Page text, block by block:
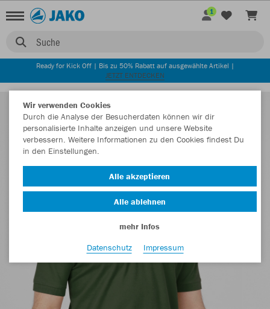
Suche
1
Ready for Kick Off | Bis zu 50% Rabatt auf ausgewählte Artikel |
JETZT ENTDECKEN
Wir verwenden Cookies
Durch die Analyse der Besucherdaten können wir dir
personalisierte Inhalte anzeigen und unsere Website
verbessern. Weitere Informationen zu den Cookies findest Du
in den Einstellungen.
Alle akzeptieren
Alle ablehnen
mehr Infos
Datenschutz
Impressum